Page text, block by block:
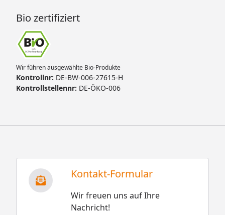
Bio zertifiziert
Wir führen ausgewählte Bio-Produkte
Kontrollnr: DE-BW-006-27615-H
Kontrollstellennr: DE-ÖKO-006
Kontakt-Formular
Wir freuen uns auf Ihre
Nachricht!